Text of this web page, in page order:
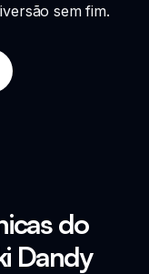
sem fim.
do
Dandy